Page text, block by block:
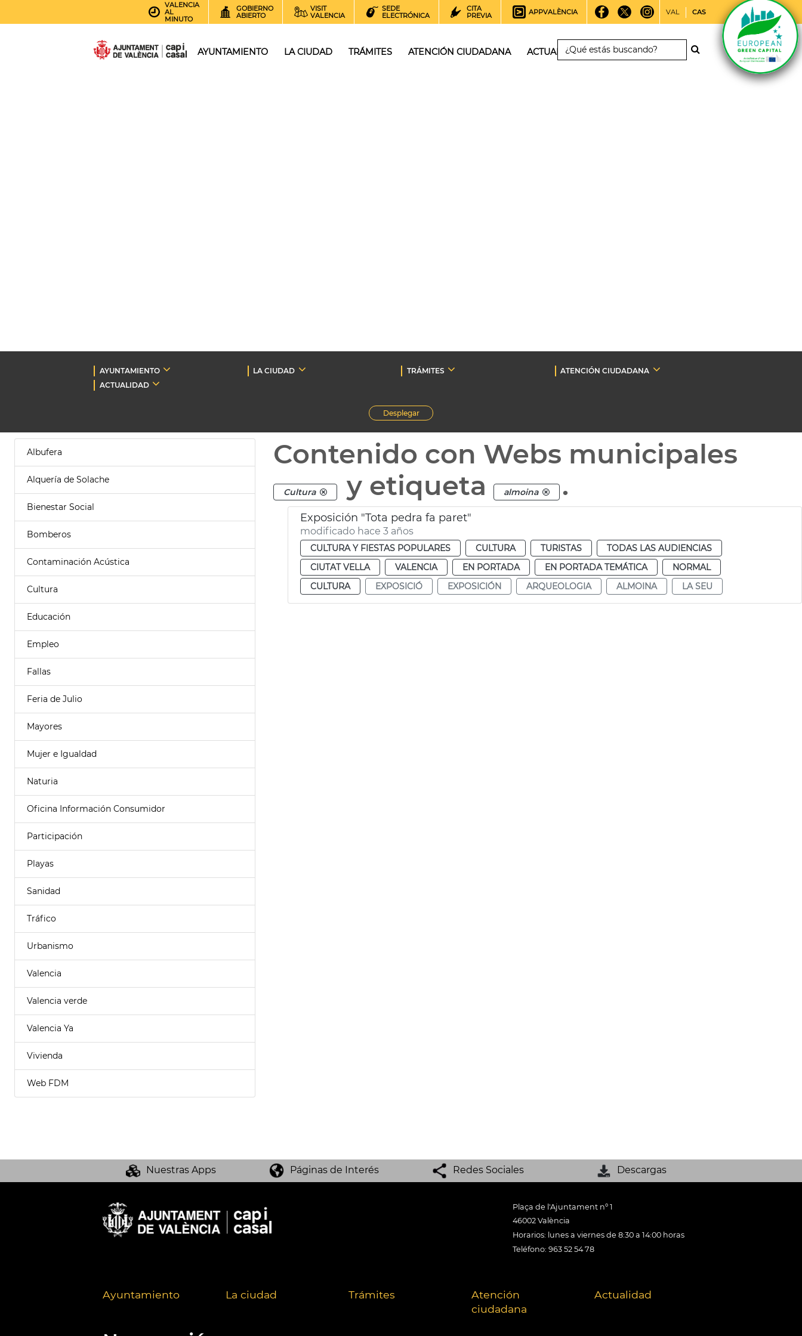
VALENCIA
AL
MINUTO
GOBIERNO
ABIERTO
VISIT
VALENCIA
SEDE
ELECTRÓNICA
CITA
PREVIA
APPVALÈNCIA VAL CAS
AYUNTAMIENTO LA CIUDAD TRÁMITES ATENCIÓN CIUDADANA ACTUALIDAD
AYUNTAMIENTO LA CIUDAD TRÁMITES
ATENCIÓN CIUDADANA
ACTUALIDAD
Desplegar
Albufera
Alquería de Solache
Bienestar Social
Bomberos
Contaminación Acústica
Cultura
Educación
Empleo
Fallas
Feria de Julio
Mayores
Mujer e Igualdad
Naturia
Oficina Información Consumidor
Participación
Playas
Sanidad
Tráfico
Urbanismo
Valencia
Valencia verde
Valencia Ya
Vivienda
Web FDM
Contenido con Webs municipales
Cultura y etiqueta almoina .
Exposición "Tota pedra fa paret"
modificado hace 3 años
CULTURA Y FIESTAS POPULARES CULTURA TURISTAS
TODAS LAS AUDIENCIAS
CIUTAT VELLA
VALENCIA EN PORTADA EN PORTADA TEMÁTICA
NORMAL
CULTURA
EXPOSICIÓ EXPOSICIÓN ARQUEOLOGIA ALMOINA LA SEU
Nuestras Apps Páginas de Interés Redes Sociales Descargas
Plaça de l'Ajuntament nº 1
46002 València
Horarios: lunes a viernes de 8:30 a 14:00 horas
Teléfono: 963 52 54 78
Ayuntamiento La ciudad Trámites
Atención
ciudadana
Actualidad